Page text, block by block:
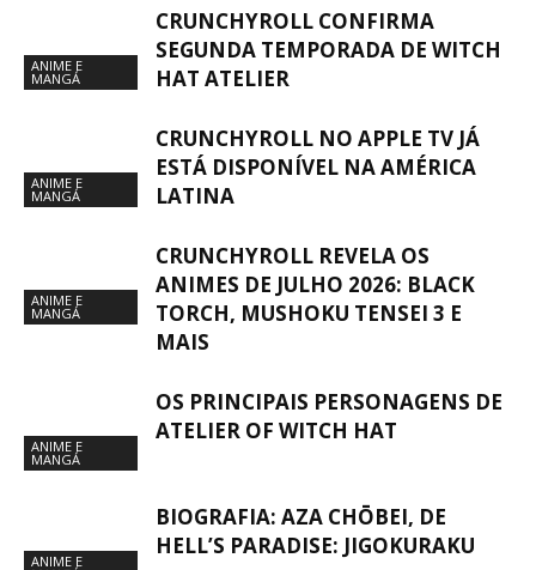
ANIME E
MANGÁ
CRUNCHYROLL CONFIRMA
SEGUNDA TEMPORADA DE WITCH
HAT ATELIER
ANIME E
MANGÁ
CRUNCHYROLL NO APPLE TV JÁ
ESTÁ DISPONÍVEL NA AMÉRICA
LATINA
ANIME E
MANGÁ
CRUNCHYROLL REVELA OS
ANIMES DE JULHO 2026: BLACK
TORCH, MUSHOKU TENSEI 3 E
MAIS
ANIME E
MANGÁ
OS PRINCIPAIS PERSONAGENS DE
ATELIER OF WITCH HAT
ANIME E
BIOGRAFIA: AZA CHŌBEI, DE
HELL’S PARADISE: JIGOKURAKU